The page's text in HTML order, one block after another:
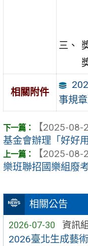
相關公告
2026-07-30 資訊組
2026臺北生成藝
相關附件
事規章
【2025-08-
基金會辦理「好好
【2025-08-
樂班聯招國樂組廢